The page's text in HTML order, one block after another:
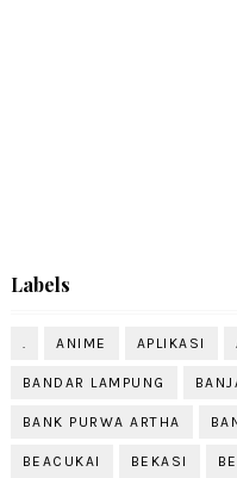
Labels
ANIME APLIKASI
BANDAR LAMPUNG
BANK PURWA ARTHA
BEACUKAI BEKASI